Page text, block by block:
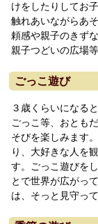
けをしたりしてお
触れあいながらあ
頼感や親子のきず
親子つどいの広場
ごっこ遊び
３歳くらいになる
ごっこ等、おとも
そびを楽しみます
り、大好きな人を
す。ごっこ遊びを
とで世界が広がっ
は、そっと見守っ